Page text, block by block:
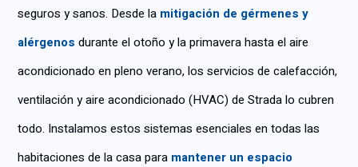
seguros y sanos. Desde la mitigación de gérmenes y
alérgenos durante el otoño y la primavera hasta el aire
acondicionado en pleno verano, los servicios de calefacción,
ventilación y aire acondicionado (HVAC) de Strada lo cubren
todo. Instalamos estos sistemas esenciales en todas las
habitaciones de la casa para mantener un espacio